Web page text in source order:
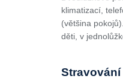
klimatizací,
(většina
děti, v
Stravování